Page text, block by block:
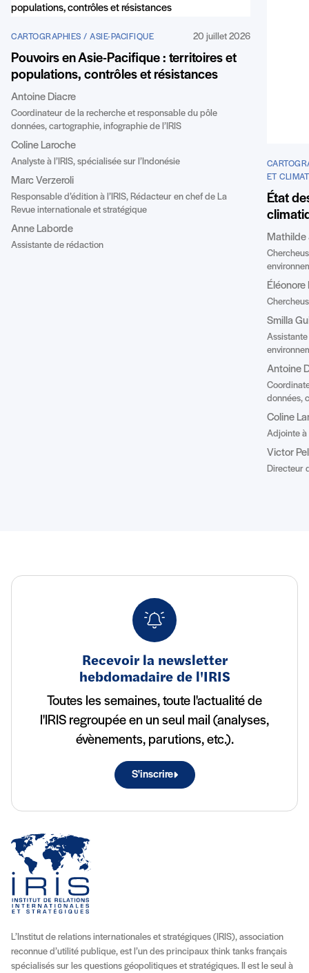
CARTOGRAPHIES / ASIE-PACIFIQUE 20 juillet 2026
Pouvoirs en Asie-Pacifique : territoires et
populations, contrôles et résistances
Antoine Diacre
Coordinateur de la recherche et responsable du pôle
données, cartographie, infographie de l’IRIS
Coline Laroche
Analyste à l’IRIS, spécialisée sur l’Indonésie
Marc Verzeroli
Responsable d’édition à l’IRIS, Rédacteur en chef de La
Revue internationale et stratégique
Anne Laborde
Assistante de rédaction
ET CLIMAT
État
Mathilde
Smilla
Antoine
données,
Coline
Adjointe à
Victor
Directeur
Recevoir la newsletter
hebdomadaire de l'IRIS
Toutes les semaines, toute l'actualité de
l'IRIS regroupée en un seul mail (analyses,
évènements, parutions, etc.).
S'inscrire
L’Institut de relations internationales et stratégiques (IRIS), association
reconnue d’utilité publique, est l’un des principaux think tanks français
spécialisés sur les questions géopolitiques et stratégiques. Il est le seul à